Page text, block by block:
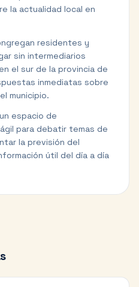
la actualidad local en
residentes y
sin intermediarios
el sur de la provincia de
inmediatas sobre
municipio.
espacio de
para debatir temas de
la previsión del
útil del día a día